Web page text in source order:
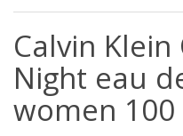
Calvin
Night eau
women 100